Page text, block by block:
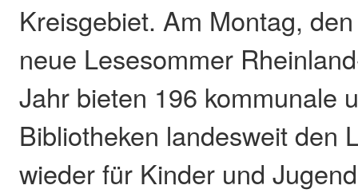
Kreisgebiet. Am Montag,
neue Lesesommer
Jahr bieten 196 kommunale
Bibliotheken landesweit den
wieder für Kinder und